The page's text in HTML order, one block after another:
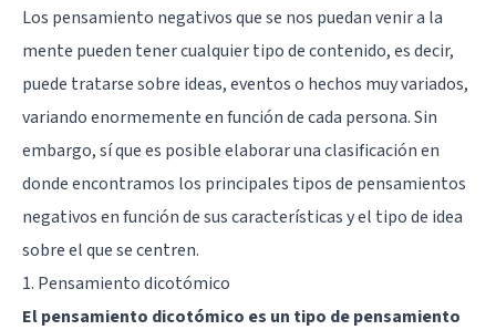
Los pensamiento negativos que se nos puedan venir a la
mente pueden tener cualquier tipo de contenido, es decir,
puede tratarse sobre ideas, eventos o hechos muy variados,
variando enormemente en función de cada persona. Sin
embargo, sí que es posible elaborar una clasificación en
donde encontramos los principales tipos de pensamientos
negativos en función de sus características y el tipo de idea
sobre el que se centren.
1. Pensamiento dicotómico
El pensamiento dicotómico es un tipo de pensamiento